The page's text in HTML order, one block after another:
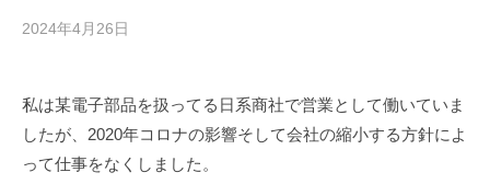
2024年4月26日
l
i
n
私は某電子部品を扱ってる日系商社で営業として働いていま
したが、2020年コロナの影響そして会社の縮小する方針によ
って仕事をなくしました。